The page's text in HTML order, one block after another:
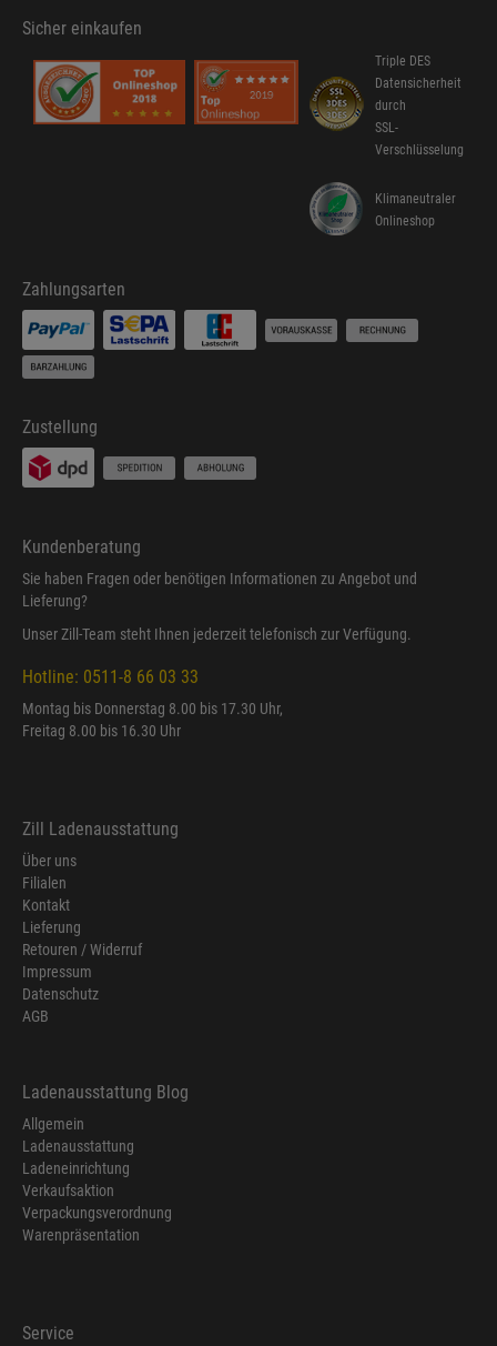
Sicher einkaufen
Triple DES
Datensicherheit
durch
SSL-
Verschlüsselung
Klimaneutraler
Onlineshop
Zahlungsarten
Zustellung
Kundenberatung
Sie haben Fragen oder benötigen Informationen zu Angebot und
Lieferung?
Unser Zill-Team steht Ihnen jederzeit telefonisch zur Verfügung.
Hotline: 0511-8 66 03 33
Montag bis Donnerstag 8.00 bis 17.30 Uhr,
Freitag 8.00 bis 16.30 Uhr
Zill Ladenausstattung
Über uns
Filialen
Kontakt
Lieferung
Retouren / Widerruf
Impressum
Datenschutz
AGB
Ladenausstattung Blog
Allgemein
Ladenausstattung
Ladeneinrichtung
Verkaufsaktion
Verpackungsverordnung
Warenpräsentation
Service